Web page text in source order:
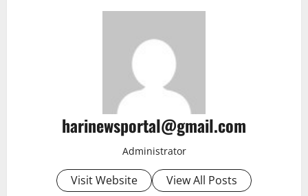
harinewsportal@gmail.com
Administrator
Visit Website View All Posts